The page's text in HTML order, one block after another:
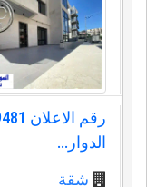
الدوار...
شقة